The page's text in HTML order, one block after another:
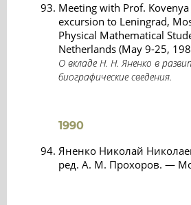
Meeting with Prof.
excursion to Leningrad,
Physical Mathematical
Netherlands (May 9-25,
О вкладе Н. Н. Яненко в
биографические сведения.
1990
Яненко Николай
ред. А. М. Прохоров. —